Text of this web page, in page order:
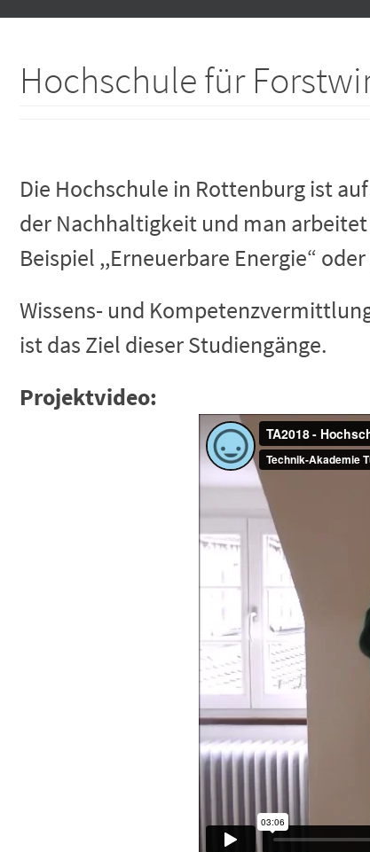
springen
Hochschule für
Die Hochschule in Rottenburg ist
der Nachhaltigkeit und man
Beispiel ,,Erneuerbare Energie“
Wissens- und
ist das Ziel dieser Studiengänge.
Projektvideo: